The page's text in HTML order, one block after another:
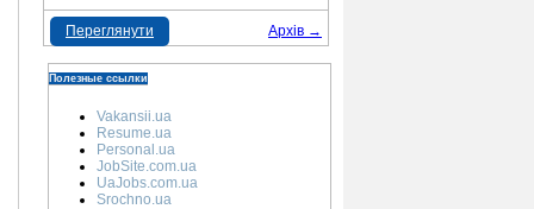
Архів →
Переглянути
Полезные ссылки
Vakansii.ua
Resume.ua
Personal.ua
JobSite.com.ua
UaJobs.com.ua
Srochno.ua